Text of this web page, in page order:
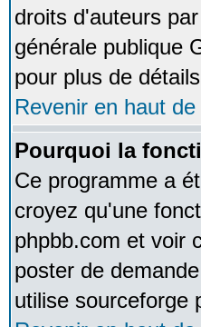
droits d'auteurs
générale publique
pour plus de
Revenir en haut
Pourquoi la
Ce programme a
croyez qu'une
phpbb.com et voir
poster de
utilise sourceforge